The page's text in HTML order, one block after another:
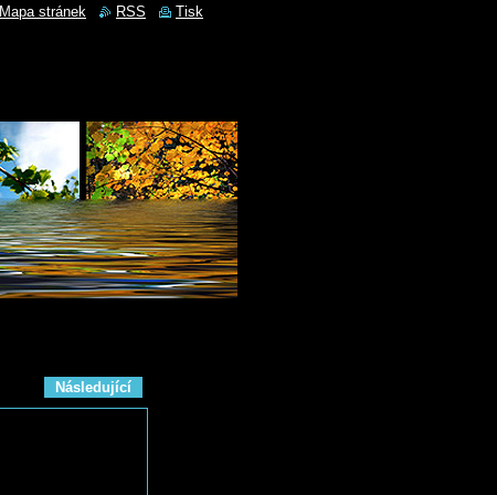
Následující
Mapa stránek RSS Tisk